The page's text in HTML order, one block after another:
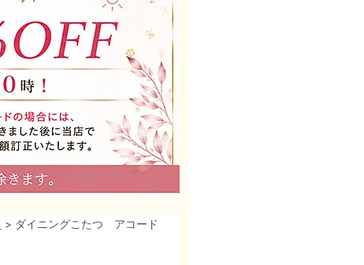
> ダイニングこたつ アコード